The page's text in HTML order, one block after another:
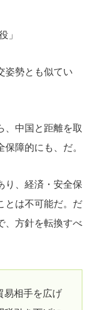
」
姿勢とも似てい
、中国と距離を取
障的にも、だ。
り、経済・安全保
とは不可能だ。だ
、方針を転換すべ
易相手を広げ